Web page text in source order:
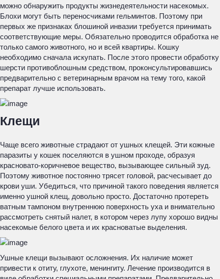
можно обнаружить продукты жизнедеятельности насекомых.
Блохи могут быть переносчиками гельминтов. Поэтому при
первых же признаках блошиной инвазии требуется принимать
соответствующие меры. Обязательно проводится обработка не
только самого животного, но и всей квартиры. Кошку
необходимо сначала искупать. После этого провести обработку
шерсти противоблошным средством, проконсультировавшись
предварительно с ветеринарным врачом на тему того, какой
препарат лучше использовать.
Клещи
Чаще всего животные страдают от ушных клещей. Эти кожные
паразиты у кошек поселяются в ушном проходе, образуя
красновато-коричневое вещество, вызывающее сильный зуд.
Поэтому животное постоянно трясет головой, расчесывает до
крови уши. Убедиться, что причиной такого поведения является
именно ушной клещ, довольно просто. Достаточно протереть
ватным тампоном внутреннюю поверхность уха и внимательно
рассмотреть снятый налет, в котором через лупу хорошо видны
насекомые белого цвета и их красноватые выделения.
Ушные клещи вызывают осложнения. Их наличие может
привести к отиту, глухоте, менингиту. Лечение производится в